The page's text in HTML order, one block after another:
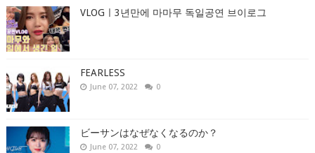
VLOGㅣ3년만에 마마무 독일공연 브이로그
FEARLESS
June 07, 2022 0
ビーサンはなぜなくなるのか？
June 07, 2022 0